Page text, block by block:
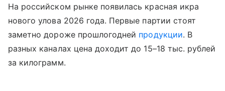
На российском рынке появилась красная икра
нового улова 2026 года. Первые партии стоят
заметно дороже прошлогодней продукции. В
разных каналах цена доходит до 15–18 тыс. рублей
за килограмм.